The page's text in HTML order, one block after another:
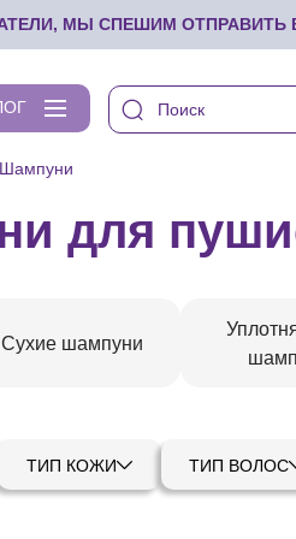
МЫ СПЕШИМ ОТПРАВИТЬ
Шампуни
для
Сухие шампуни
ТИП КОЖИ ТИП ВОЛОС